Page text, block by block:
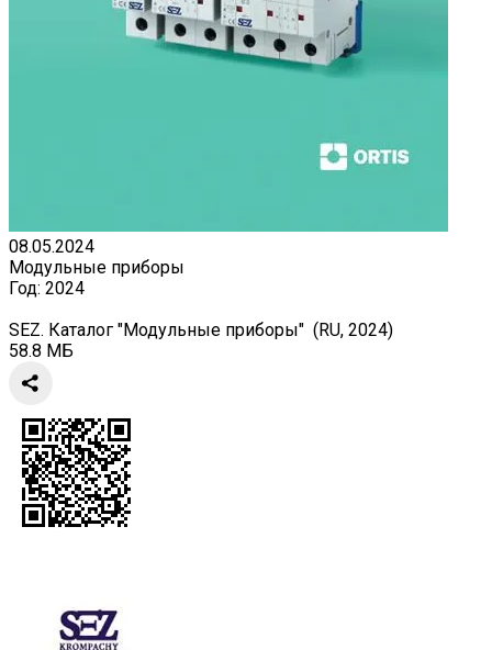
08.05.2024
Модульные приборы
Год: 2024
SEZ. Каталог "Модульные приборы" (RU, 2024)
58.8 МБ